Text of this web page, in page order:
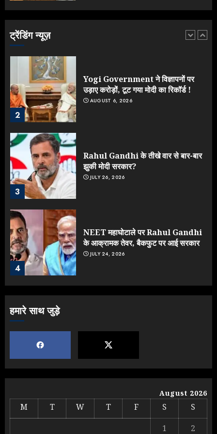
ट्रेंडिंग न्यूज़
1
लड़ाई, यूपी चुनाव में भाजपा उठाएगी भारी
नुकसान
2
Yogi Government ने विज्ञापनों पर
उड़ाए करोड़ों, टूट गया मोदी का रिकॉर्ड !
AUGUST 6, 2026
3
Rahul Gandhi के तीखे वार से बार-बार
झुकी मोदी सरकार?
JULY 26, 2026
4
NEET महाघोटाले पर Rahul Gandhi
के आक्रामक तेवर, बैकफुट पर आई सरकार
JULY 24, 2026
1
Yogi vs Modi: छिड़ गई आर-पार की
लड़ाई, यूपी चुनाव में भाजपा उठाएगी भारी
नुकसान
हमारे साथ जुड़े
August 2026
M T W T F S
S
1
2